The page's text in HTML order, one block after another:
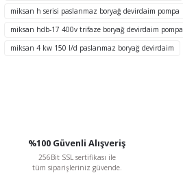
miksan h serisi paslanmaz boryağ devirdaim pompa
miksan hdb-17 400v trifaze boryağ devirdaim pompa
miksan 4 kw 150 l/d paslanmaz boryağ devirdaim
%100 Güvenli Alışveriş
256Bit SSL sertifikası ile
tüm siparişleriniz güvende.